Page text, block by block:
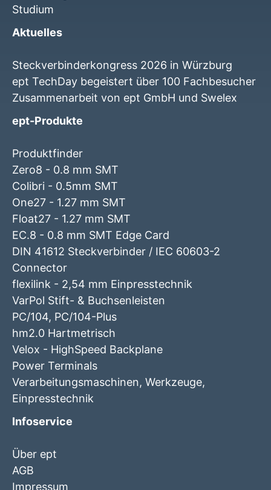
Studium
Aktuelles
Steckverbinderkongress 2026 in Würzburg
ept TechDay begeistert über 100 Fachbesucher
Zusammenarbeit von ept GmbH und Swelex
ept-Produkte
Produktfinder
Zero8 - 0.8 mm SMT
Colibri - 0.5mm SMT
One27 - 1.27 mm SMT
Float27 - 1.27 mm SMT
EC.8 - 0.8 mm SMT Edge Card
DIN 41612 Steckverbinder / IEC 60603-2
Connector
flexilink - 2,54 mm Einpresstechnik
VarPol Stift- & Buchsenleisten
PC/104, PC/104-Plus
hm2.0 Hartmetrisch
Velox - HighSpeed Backplane
Power Terminals
Verarbeitungsmaschinen, Werkzeuge,
Einpresstechnik
Infoservice
Über ept
AGB
Impressum